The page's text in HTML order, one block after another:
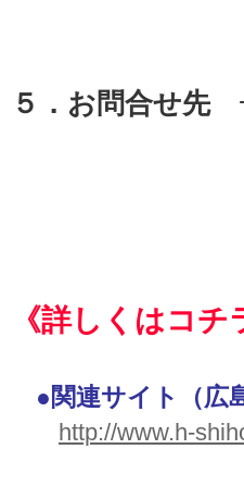
●事前
５．お問合せ先
保育士サ
《詳しくはコ
●関連サイト（広
http://www.h-